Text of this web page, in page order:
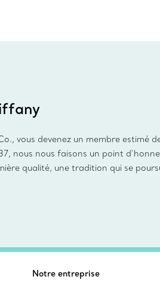
vous devenez un membre estimé
nous nous faisons un point
qualité, une tradition qui se
Notre entreprise